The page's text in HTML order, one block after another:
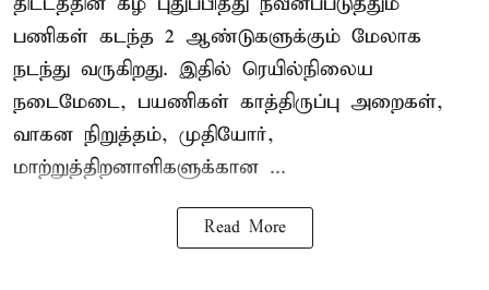
பணிகள் கடந்த 2 ஆண்டுகளுக்கும் மேலாக
நடந்து வருகிறது. இதில் ரெயில்நிலைய
நடைமேடை, பயணிகள் காத்திருப்பு அறைகள்,
வாகன நிறுத்தம், முதியோர்,
மாற்றுத்திறனாளிகளுக்கான ...
Read More